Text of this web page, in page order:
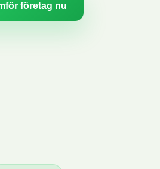
företag nu